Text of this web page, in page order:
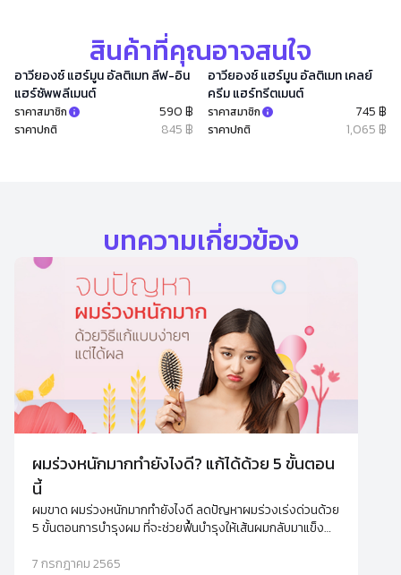
สินค้าที่คุณอาจสนใจ
อาวียองซ์ แฮร์มูน อัลติเมท ลีฟ-อิน
แฮร์ซัพพลีเมนต์
ราคาสมาชิก 590 ฿
ราคาปกติ 845 ฿
อาวียองซ์ แฮร์มูน อัลติเมท เคลย์
ครีม แฮร์ทรีตเมนต์
ราคาสมาชิก 745 ฿
ราคาปกติ 1,065 ฿
บทความเกี่ยวข้อง
ผมร่วงหนักมากทำยังไงดี? แก้ได้ด้วย 5 ขั้นตอน
นี้
ผมขาด ผมร่วงหนักมากทำยังไงดี ลดปัญหาผมร่วงเร่งด่วนด้วย
5 ขั้นตอนการบำรุงผม ที่จะช่วยฟื้นบำรุงให้เส้นผมกลับมาแข็ง
7 กรกฎาคม 2565